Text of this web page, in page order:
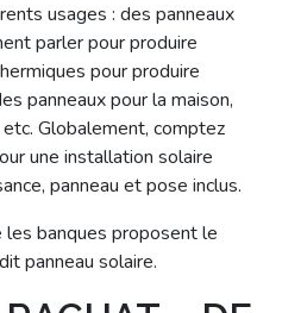
usages : des panneaux
parler pour produire
pour produire
panneaux pour la maison,
Globalement, comptez
une installation solaire
panneau et pose inclus.
les banques proposent le
panneau solaire.